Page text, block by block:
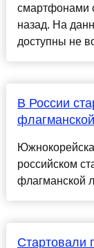
смартфонами
назад. На
доступны не
В России
российском
флагманской
Стартовали